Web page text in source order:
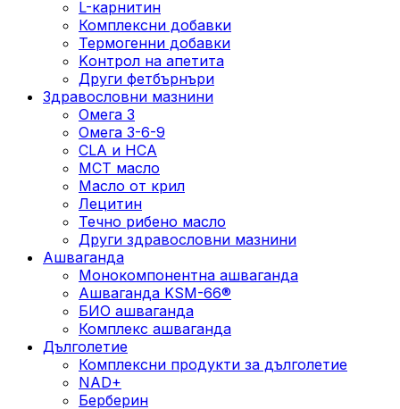
L-карнитин
Комплексни добавки
Термогенни добавки
Kонтрол на апетита
Други фетбърнъри
Здравословни мазнини
Омега 3
Омега 3-6-9
CLA и HCA
МСТ масло
Масло от крил
Лецитин
Течно рибено масло
Други здравословни мазнини
Ашваганда
Монокомпонентна ашваганда
Ашваганда KSM-66®
БИО ашваганда
Комплекс ашваганда
Дълголетие
Комплексни продукти за дълголетие
NAD+
Берберин